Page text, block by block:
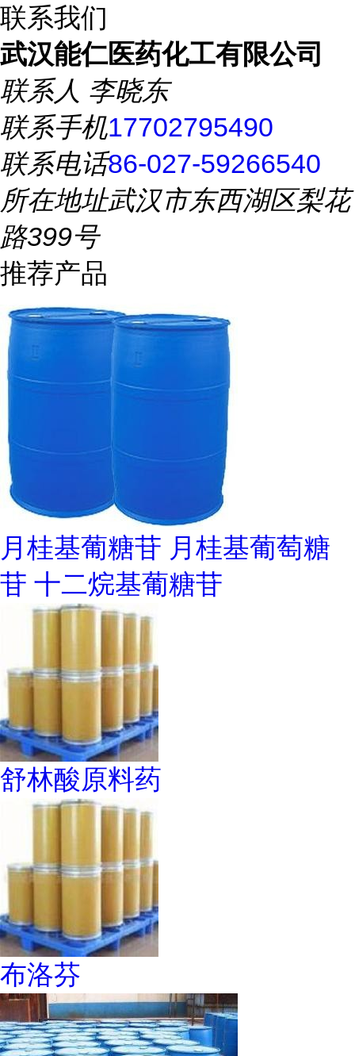
联系我们
武汉能仁医药化工有限公司
联系人 李晓东
联系手机17702795490
联系电话86-027-59266540
所在地址武汉市东西湖区梨花
路399号
推荐产品
月桂基葡糖苷 月桂基葡萄糖
苷 十二烷基葡糖苷
舒林酸原料药
布洛芬